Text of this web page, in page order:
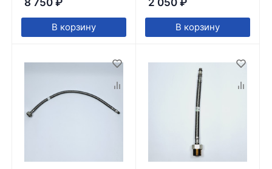
8 750 ₽
В корзину
2 050 ₽
В корзину